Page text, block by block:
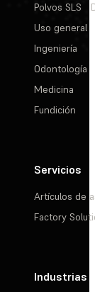
Polvos SLS
Uso general
Ingeniería
Odontología
Medicina
Fundición
Servicios
Artículos de
Factory
Industrias